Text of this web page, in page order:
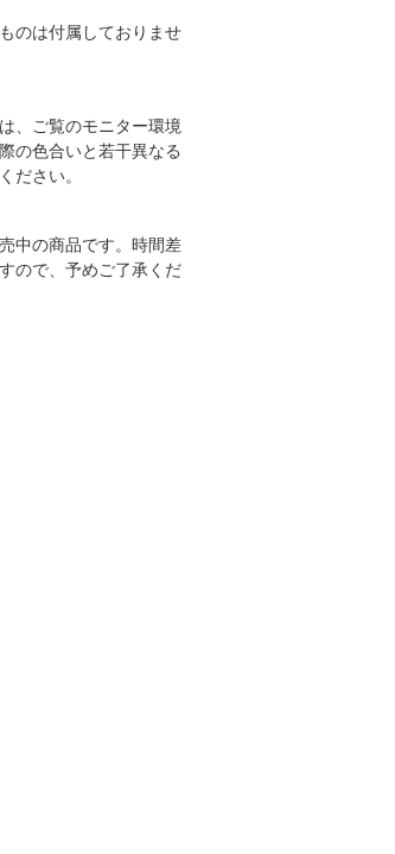
のは付属しておりませ
、ご覧のモニター環境
の色合いと若干異なる
ださい。
中の商品です。時間差
ので、予めご了承くだ